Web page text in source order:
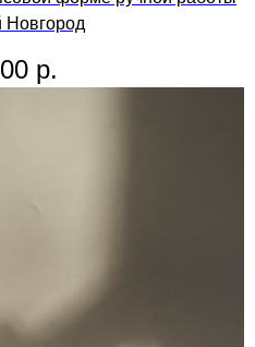
Новгород
р.